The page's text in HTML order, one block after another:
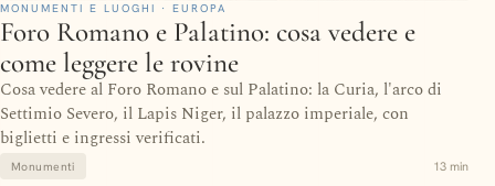
MONUMENTI E LUOGHI · EUROPA
Foro Romano e Palatino: cosa vedere e
come leggere le rovine
Cosa vedere al Foro Romano e sul Palatino: la Curia, l'arco di
Settimio Severo, il Lapis Niger, il palazzo imperiale, con
biglietti e ingressi verificati.
Monumenti 13 min